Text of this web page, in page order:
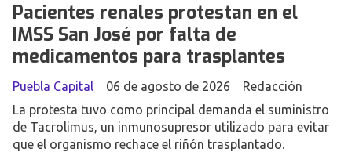
Pacientes renales protestan en el
IMSS San José por falta de
medicamentos para trasplantes
Redacción
Puebla Capital
06 de agosto de 2026
La protesta tuvo como principal demanda el suministro
de Tacrolimus, un inmunosupresor utilizado para evitar
que el organismo rechace el riñón trasplantado.